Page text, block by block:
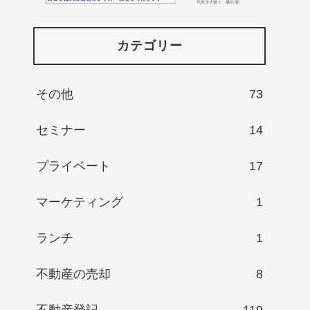
カテゴリー
その他 73
セミナー 14
プライベート 17
マーケティング 1
ランチ 1
不動産の売却 8